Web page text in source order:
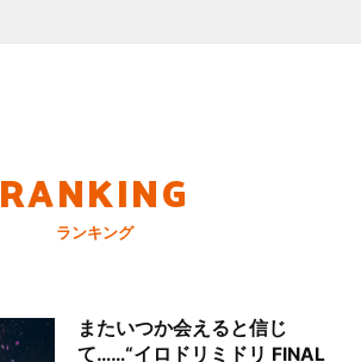
RANKING
ランキング
またいつか会えると信じ
て……“イロドリミドリ FINAL